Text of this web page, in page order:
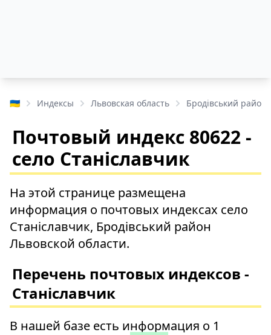
🇺🇦 Индексы Львовская область Бродівський район
Почтовый индекс 80622 -
село Станіславчик
На этой странице размещена
информация о почтовых индексах село
Станіславчик, Бродівський район
Львовской области.
Перечень почтовых индексов -
Станіславчик
В нашей базе есть информация о 1